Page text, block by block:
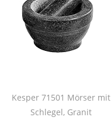
Kesper 71501 Mörser mit
Schlegel, Granit